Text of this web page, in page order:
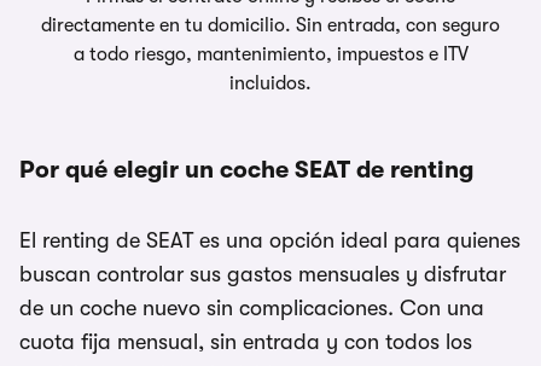
directamente en tu domicilio. Sin entrada, con seguro
a todo riesgo, mantenimiento, impuestos e ITV
incluidos.
Por qué elegir un coche SEAT de renting
El renting de SEAT es una opción ideal para quienes
buscan controlar sus gastos mensuales y disfrutar
de un coche nuevo sin complicaciones. Con una
cuota fija mensual, sin entrada y con todos los